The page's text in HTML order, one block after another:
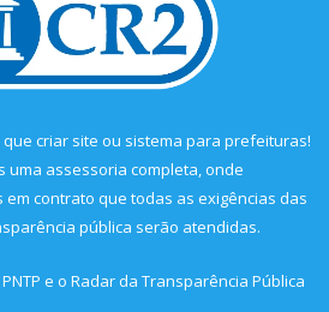
que criar site ou sistema para prefeituras!
uma assessoria completa, onde
em contrato que todas as exigências das
pública serão atendidas.
PNTP e o Radar da Transparência Pública